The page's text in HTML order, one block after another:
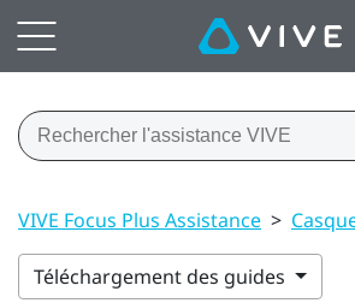
VIVE Focus Plus Assistance >
Téléchargement des guides